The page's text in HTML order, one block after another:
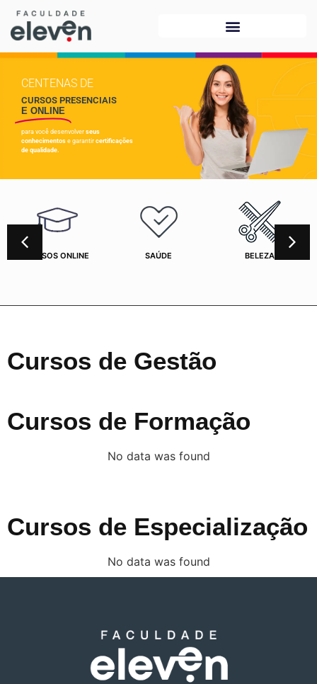
CENTENAS DE
CURSOS PRESENCIAIS
E ONLINE
para você desenvolver seus
conhecimentos e garantir certificações
de qualidade.
CURSOS ONLINE SAÚDE BELEZA
Cursos de Gestão
Cursos de Formação
No data was found
Cursos de Especialização
No data was found